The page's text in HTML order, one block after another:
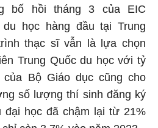
bố hồi tháng 3 của EIC
học hàng đầu tại Trung
thạc sĩ vẫn là lựa chọn
Trung Quốc du học với tỷ
của Bộ Giáo dục cũng cho
số lượng thí sinh đăng ký
đại học đã chậm lại từ 21%